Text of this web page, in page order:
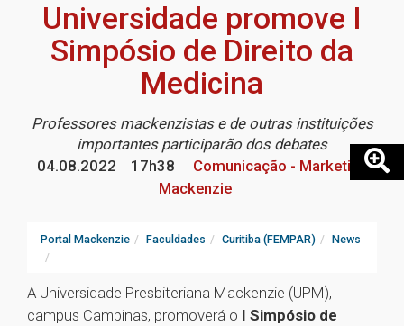
Universidade promove I
Simpósio de Direito da
Medicina
Professores mackenzistas e de outras instituições
importantes participarão dos debates
04.08.2022
17h38
Comunicação - Marketing
Mackenzie
Portal Mackenzie Faculdades Curitiba (FEMPAR) News
A Universidade Presbiteriana Mackenzie (UPM),
campus Campinas, promoverá o I Simpósio de